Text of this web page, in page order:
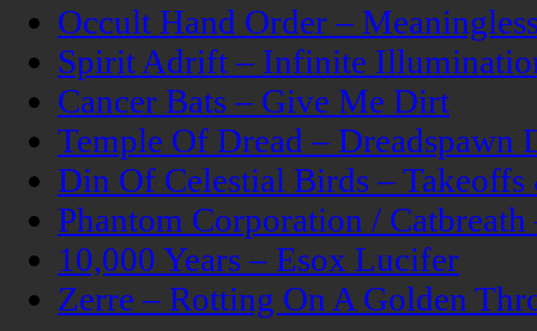
Occult Hand Order –
Spirit Adrift – Infinite
Cancer Bats – Give Me Dirt
Temple Of Dread – Dreadspawn
Din Of Celestial Birds –
Phantom Corporation /
10,000 Years – Esox Lucifer
Zerre – Rotting On A Golden